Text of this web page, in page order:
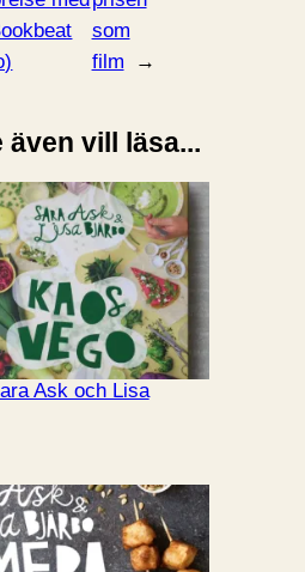
som
film
→
även vill läsa...
Ask och Lisa